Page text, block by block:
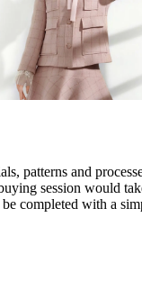
patterns and
session would
completed with a